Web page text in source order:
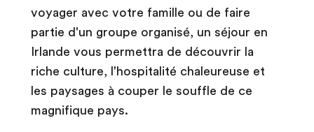
voyager avec votre famille ou de faire
partie d'un groupe organisé, un séjour en
Irlande vous permettra de découvrir la
riche culture, l'hospitalité chaleureuse et
les paysages à couper le souffle de ce
magnifique pays.